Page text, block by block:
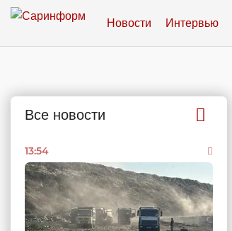
Новости Интервью
Все новости
13:54